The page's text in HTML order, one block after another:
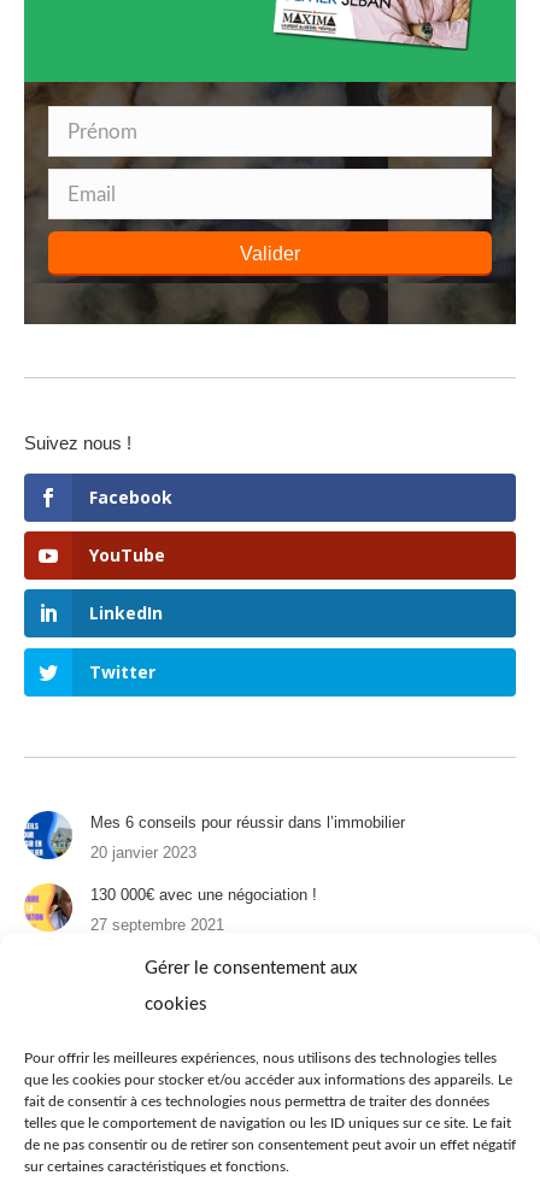
Gérer le consentement aux
cookies
Pour offrir les meilleures expériences, nous utilisons des technologies telles
que les cookies pour stocker et/ou accéder aux informations des appareils. Le
fait de consentir à ces technologies nous permettra de traiter des données
telles que le comportement de navigation ou les ID uniques sur ce site. Le fait
de ne pas consentir ou de retirer son consentement peut avoir un effet négatif
sur certaines caractéristiques et fonctions.
Valider
Suivez nous !
Facebook
YouTube
LinkedIn
Twitter
Mes 6 conseils pour réussir dans l’immobilier
20 janvier 2023
130 000€ avec une négociation !
27 septembre 2021
Un appartement à Paris : 1er épisode
31 août 2021
22 juin 2021
Immobilier à Dubaï
29 avril 2021